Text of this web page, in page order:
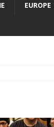
EUROPE